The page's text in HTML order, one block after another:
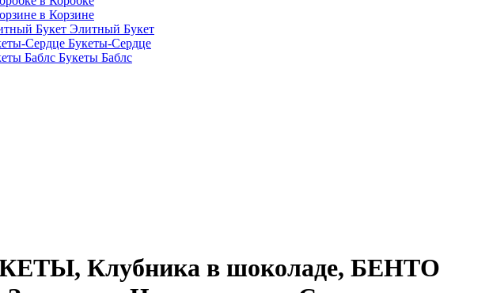
в Корзине
Элитный Букет
Букеты-Сердце
Букеты Баблс
Клубника в шоколаде, БЕНТО